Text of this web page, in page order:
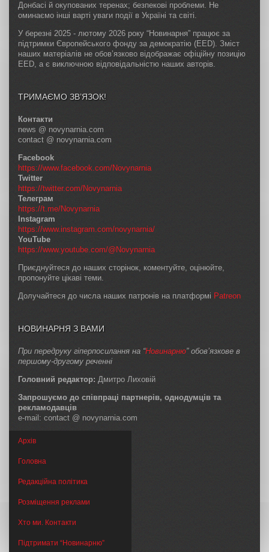
Донбасі й окупованих теренах; безпекові проблеми. Не
оминаємо інші варті уваги події в Україні та світі.
У березні 2025 - лютому 2026 року “Новинарня” працює за
підтримки Європейського фонду за демократію (EED). Зміст
наших матеріалів не обов’язково відображає офіційну позицію
EED, а є виключною відповідальністю наших авторів.
ТРИМАЄМО ЗВ’ЯЗОК!
Контакти
news @ novynarnia.com
contact @ novynarnia.com
Facebook
https://www.facebook.com/Novynarnia
Twitter
https://twitter.com/Novynarnia
Телеграм
https://t.me/Novynarnia
Instagram
https://www.instagram.com/novynarnia/
YouTube
https://www.youtube.com/@Novynarnia
Приєднуйтеся до наших сторінок, коментуйте, оцінюйте,
пропонуйте цікаві теми.
Долучайтеся до числа наших патронів на платформі Patreon
НОВИНАРНЯ З ВАМИ
При передруку гіперпосилання на “Новинарню” обов’язкове в
першому-другому реченні
Головний редактор: Дмитро Лиховій
Запрошуємо до співпраці партнерів, однодумців та
рекламодавців
e-mail: contact @ novynarnia.com
Архів
Головна
Редакційна політика
Розміщення реклами
Хто ми. Контакти
Підтримати “Новинарню”